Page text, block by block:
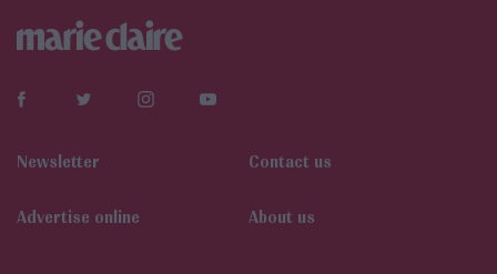
Newsletter Contact us
Αdvertise online About us